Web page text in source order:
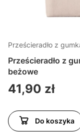
Prześcieradło z
Prześcieradło z
beżowe
Cena
41,90 zł
Do koszyka